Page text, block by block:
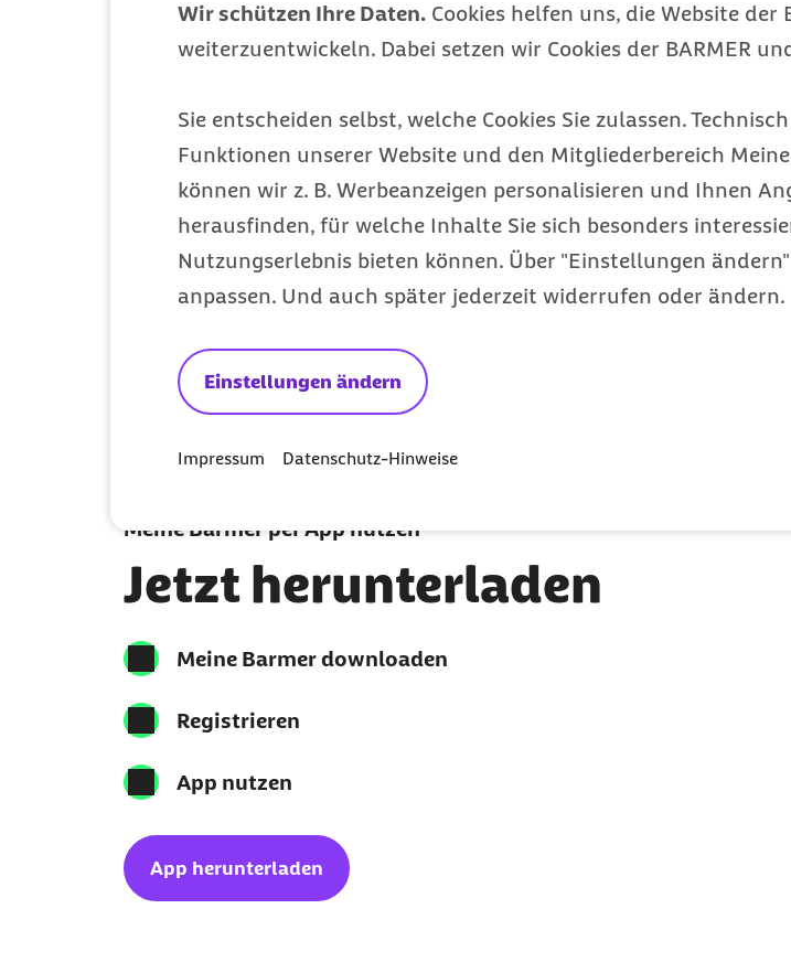
Wir schützen Ihre Daten. Cookies helfen uns, die Website
weiterzuentwickeln. Dabei setzen wir Cookies der BARMER
Sie entscheiden selbst, welche Cookies Sie zulassen.
Funktionen unserer Website und den Mitgliederbereich
können wir z. B. Werbeanzeigen personalisieren und Ihnen
herausfinden, für welche Inhalte Sie sich besonders
Nutzungserlebnis bieten können. Über "Einstellungen
anpassen. Und auch später jederzeit widerrufen oder ändern.
Einstellungen ändern
Impressum Datenschutz-Hinweise
lassen
Meine Barmer per App nutzen
Jetzt herunterladen
Meine Barmer downloaden
Registrieren
App nutzen
App herunterladen